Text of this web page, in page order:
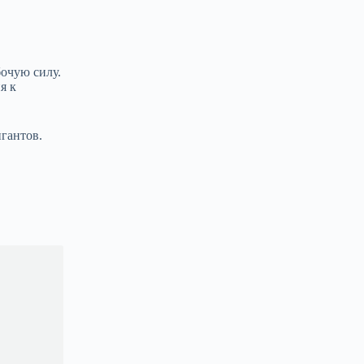
силу.
к